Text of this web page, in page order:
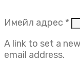
Имейл адрес *
A link to set a
email address.